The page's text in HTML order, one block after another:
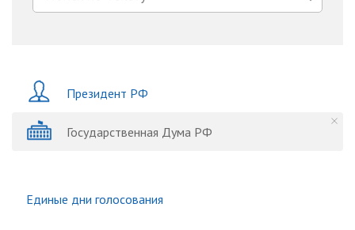
Президент РФ
Государственная Дума РФ
Единые дни голосования